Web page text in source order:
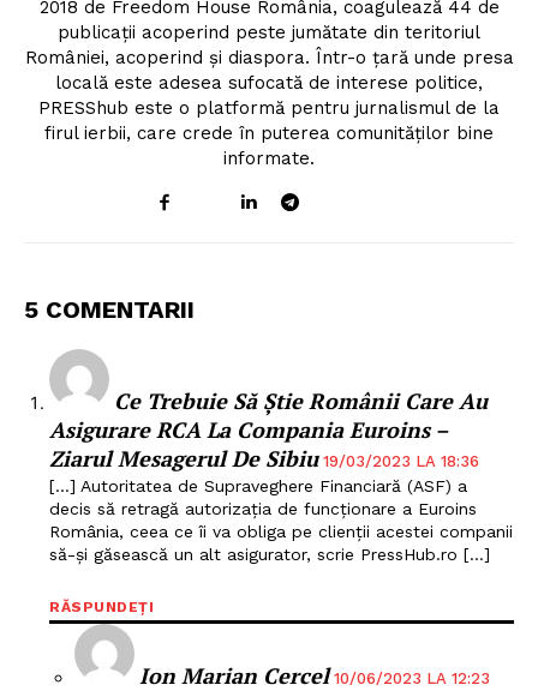
2018 de Freedom House România, coagulează 44 de
publicații acoperind peste jumătate din teritoriul
României, acoperind și diaspora. Într-o țară unde presa
locală este adesea sufocată de interese politice,
PRESShub este o platformă pentru jurnalismul de la
firul ierbii, care crede în puterea comunităților bine
informate.
5 COMENTARII
Ce Trebuie Să Știe Românii Care Au
Asigurare RCA La Compania Euroins –
Ziarul Mesagerul De Sibiu 19/03/2023 LA 18:36
[…] Autoritatea de Supraveghere Financiară (ASF) a
decis să retragă autorizația de funcționare a Euroins
România, ceea ce îi va obliga pe clienții acestei companii
să-și găsească un alt asigurator, scrie PressHub.ro […]
RĂSPUNDEȚI
Ion Marian Cercel 10/06/2023 LA 12:23